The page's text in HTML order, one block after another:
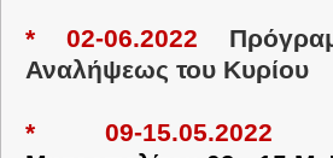
* 02-06.2022
Αναλήψεως του Κυρίου
* 09-15.05.2022